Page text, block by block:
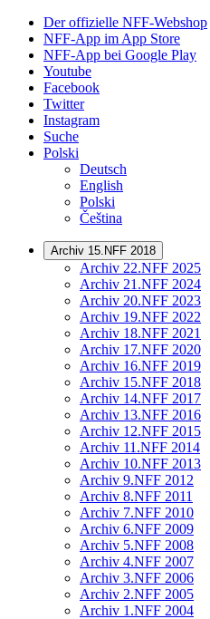
Der offizielle NFF-Webshop
NFF-App im App Store
NFF-App bei Google Play
Youtube
Facebook
Twitter
Instagram
Suche
Polski
Deutsch
English
Polski
Čeština
Archiv 15.NFF 2018
Archiv 22.NFF 2025
Archiv 21.NFF 2024
Archiv 20.NFF 2023
Archiv 19.NFF 2022
Archiv 18.NFF 2021
Archiv 17.NFF 2020
Archiv 16.NFF 2019
Archiv 15.NFF 2018
Archiv 14.NFF 2017
Archiv 13.NFF 2016
Archiv 12.NFF 2015
Archiv 11.NFF 2014
Archiv 10.NFF 2013
Archiv 9.NFF 2012
Archiv 8.NFF 2011
Archiv 7.NFF 2010
Archiv 6.NFF 2009
Archiv 5.NFF 2008
Archiv 4.NFF 2007
Archiv 3.NFF 2006
Archiv 2.NFF 2005
Archiv 1.NFF 2004